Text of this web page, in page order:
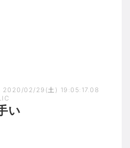
2020/02/29(土) 19:05:17.08
い